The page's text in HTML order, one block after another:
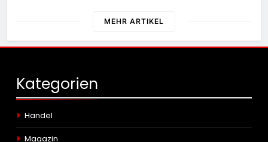
MEHR ARTIKEL
Kategorien
Handel
Magazin